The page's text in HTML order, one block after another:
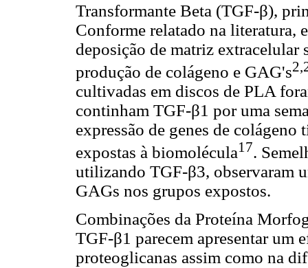
Transformante Beta (TGF-β),
Conforme relatado na literatura,
deposição de matriz extracelular
produção de colágeno e GAG's
cultivadas em discos de PLA
continham TGF-β1 por uma
expressão de genes de
expostas à biomolécula17.
utilizando TGF-β3, observaram
GAGs nos grupos expostos.
Combinações da Proteína
TGF-β1 parecem apresentar um
proteoglicanas assim como na